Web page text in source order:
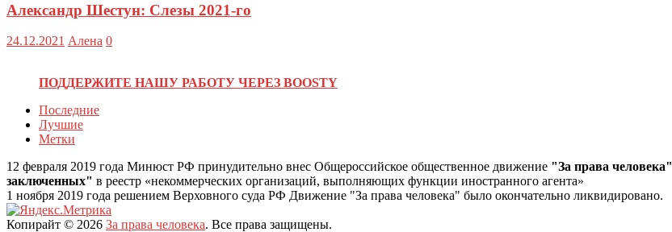
Александр Шестун: Слезы 2021-го
24.12.2021 Алена 0
ПОДДЕРЖИТЕ НАШУ РАБОТУ ЧЕРЕЗ BOOSTY
Последние
Лучшие
Метки
12 февраля 2019 года Минюст РФ принудительно внес Общероссийское общественное движение "За права человека"
заключенных" в реестр «некоммерческих организаций, выполняющих функции иностранного агента»
1 ноября 2019 года решением Верховного суда РФ Движение "За права человека" было окончательно ликвидировано.
Копирайт © 2026 За права человека. Все права защищены.